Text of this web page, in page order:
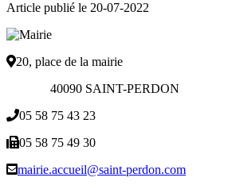
Article publié le 20-07-2022
20, place de la mairie
40090 SAINT-PERDON
05 58 75 43 23
05 58 75 49 30
mairie.accueil@saint-perdon.com